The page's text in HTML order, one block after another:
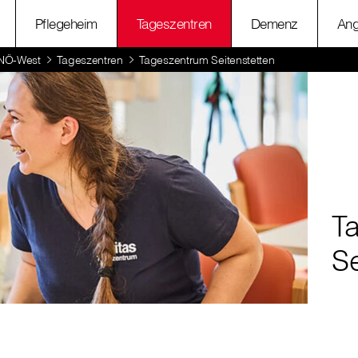
Pflegeheim Tageszentren Demenz
West Tageszentren Tageszentrum Seitenstetten